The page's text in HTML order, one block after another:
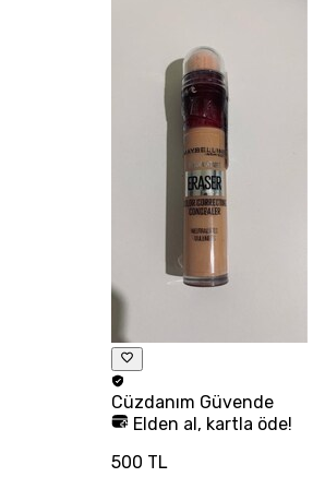
Cüzdanım Güvende
Elden al, kartla öde!
500 TL